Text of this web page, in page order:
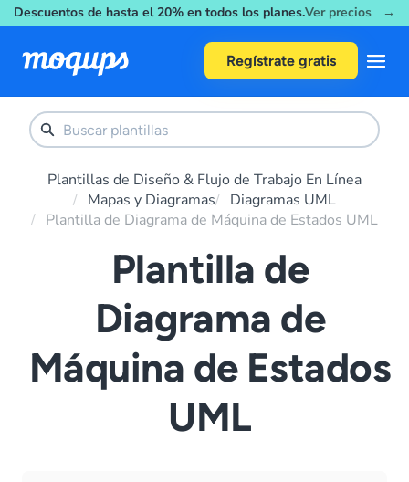
Skip to content
Descuentos de hasta el 20% en todos los planes.Ver precios →
Regístrate gratis
Plantillas de Diseño & Flujo de Trabajo En Línea
Mapas y Diagramas
Diagramas UML
Plantilla de Diagrama de Máquina de Estados UML
Plantilla de
Diagrama de
Máquina de Estados
UML